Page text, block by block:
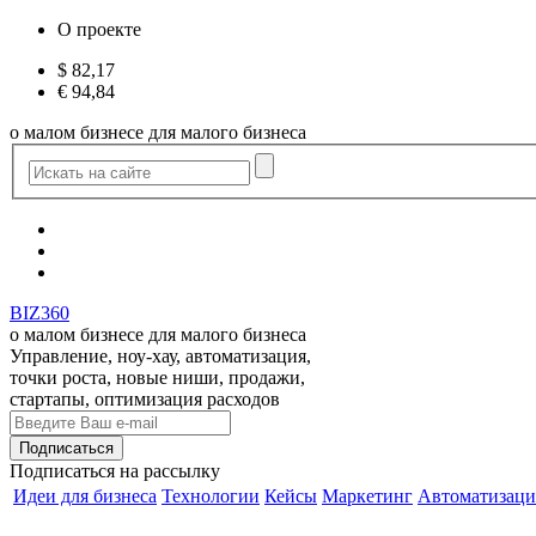
О проекте
$ 82,17
€ 94,84
о малом бизнесе для малого бизнеса
BIZ360
о малом бизнесе для малого бизнеса
Управление, ноу-хау, автоматизация,
точки роста, новые ниши, продажи,
стартапы, оптимизация расходов
Подписаться на рассылку
Идеи для бизнеса Технологии Кейсы Маркетинг